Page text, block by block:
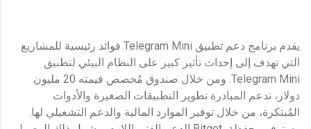
يقدم برنامج دعم تطبيق Telegram Mini فوائد رئيسية للمشاريع
التي تهدف إلى إحداث تأثير كبير على النظام البيئي لتطبيق
Telegram Mini. ومن خلال صندوق مُخصص قيمته 20 مليون
دولار، تدعم المبادرة تطوير التطبيقات الصغيرة والأدوات
المُبتكرة، من خلال توفير الموارد المالية والدعم التشغيلي لها.